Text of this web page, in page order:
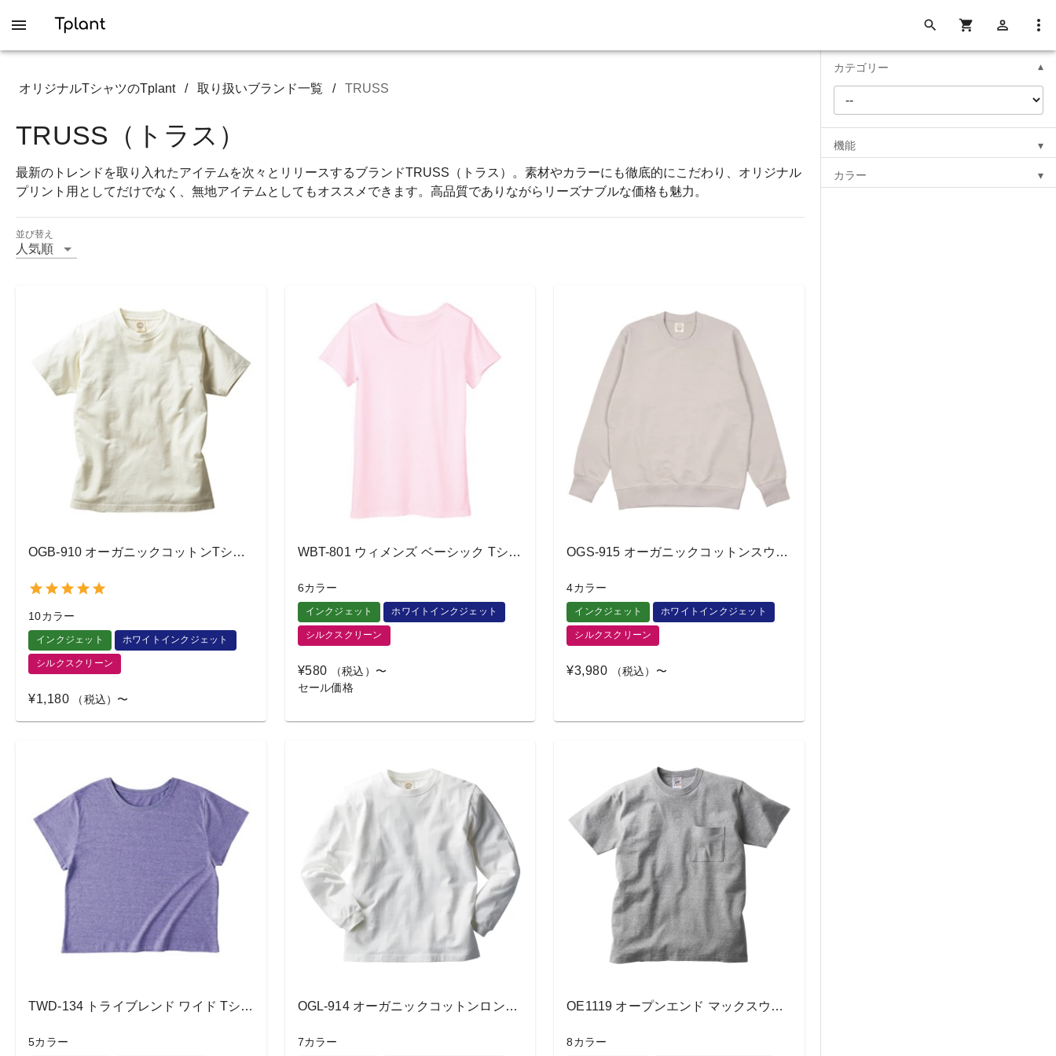
オリジナルTシャツのTplant / 取り扱いブランド一覧 / TRUSS
TRUSS（トラス）
最新のトレンドを取り入れたアイテムを次々とリリースするブランドTRUSS（トラス）。素材やカラーにも徹底的にこだわり、オリジナル
プリント用としてだけでなく、無地アイテムとしてもオススメできます。高品質でありながらリーズナブルな価格も魅力。
人気順
並び替え
OGB-910 オーガニックコットンTシャツ
10カラー
インクジェット ホワイトインクジェット
シルクスクリーン
¥1,180 （税込）〜
WBT-801 ウィメンズ ベーシック Tシャツ
6カラー
インクジェット ホワイトインクジェット
シルクスクリーン
¥580 （税込）〜
セール価格
OGS-915 オーガニックコットンスウェットシャツ
4カラー
インクジェット ホワイトインクジェット
シルクスクリーン
¥3,980 （税込）〜
TWD-134 トライブレンド ワイド Tシャツ
5カラー
OGL-914 オーガニックコットンロングスリーブTシャツ（リブ有り）
7カラー
OE1119 オープンエンド マックスウェイト バインダーネック ポケットTシャツ
8カラー
カテゴリー
機能
カラー